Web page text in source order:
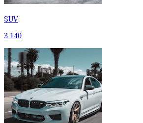
SUV
3 140